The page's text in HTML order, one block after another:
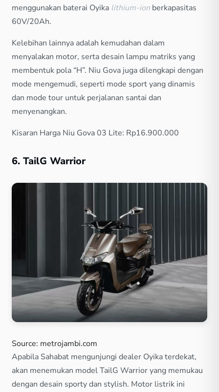
menggunakan baterai Oyika lithium-ion berkapasitas
60V/20Ah.
Kelebihan lainnya adalah kemudahan dalam
menyalakan motor, serta desain lampu matriks yang
membentuk pola “H”. Niu Gova juga dilengkapi dengan
mode mengemudi, seperti mode sport yang dinamis
dan mode tour untuk perjalanan santai dan
menyenangkan.
Kisaran Harga Niu Gova 03 Lite: Rp16.900.000
6. TailG Warrior
Source: metrojambi.com
Apabila Sahabat mengunjungi dealer Oyika terdekat,
akan menemukan model TailG Warrior yang memukau
dengan desain sporty dan stylish. Motor listrik ini